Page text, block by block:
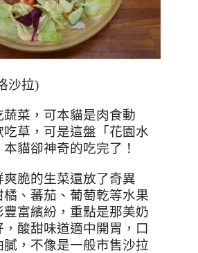
沙拉)
菜，可本貓是肉食動
草，可是這盤「花園水
貓卻神奇的吃完了！
爽脆的生菜還放了奇異
橘、蕃茄、葡萄乾等水果
豐富繽紛，重點是那美奶
酸甜味道適中開胃，口
膩，不像是一般市售沙拉